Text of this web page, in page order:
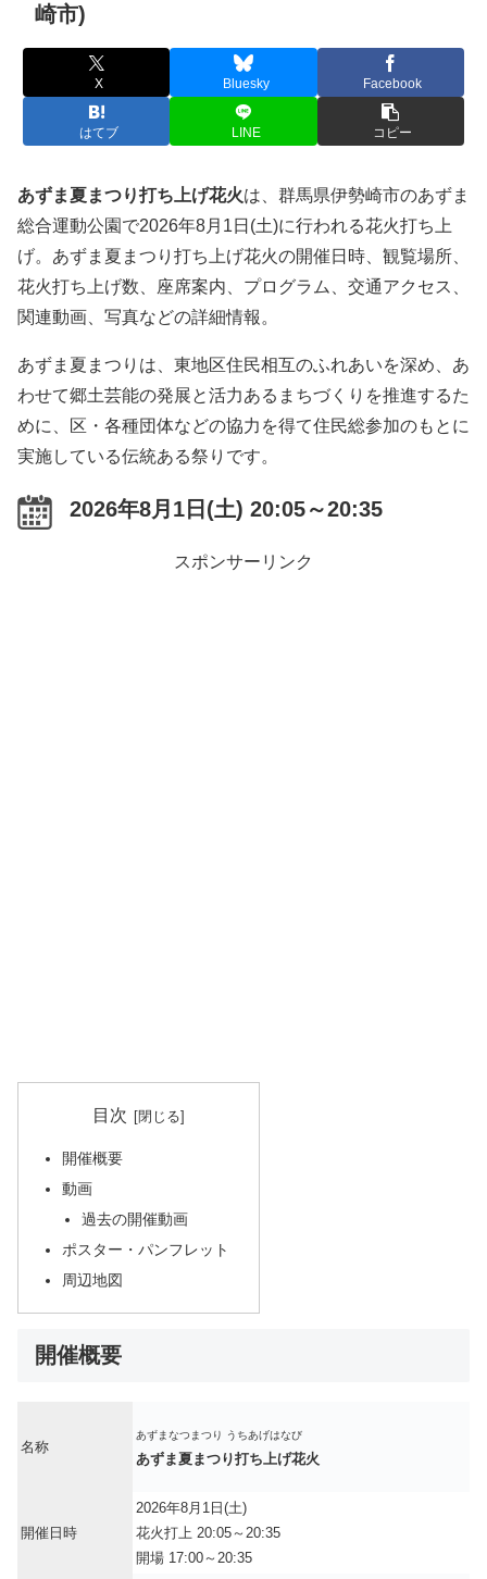
崎市)
X Bluesky Facebook
はてブ LINE コピー
あずま夏まつり打ち上げ花火は、群馬県伊勢崎市のあずま
総合運動公園で2026年8月1日(土)に行われる花火打ち上
げ。あずま夏まつり打ち上げ花火の開催日時、観覧場所、
花火打ち上げ数、座席案内、プログラム、交通アクセス、
関連動画、写真などの詳細情報。
あずま夏まつりは、東地区住民相互のふれあいを深め、あ
わせて郷土芸能の発展と活力あるまちづくりを推進するた
めに、区・各種団体などの協力を得て住民総参加のもとに
実施している伝統ある祭りです。
2026年8月1日(土) 20:05～20:35
スポンサーリンク
目次
開催概要
動画
過去の開催動画
ポスター・パンフレット
周辺地図
開催概要
名称
あずまなつまつり うちあげはなび
あずま夏まつり打ち上げ花火
開催日時
2026年8月1日(土)
花火打上 20:05～20:35
開場 17:00～20:35